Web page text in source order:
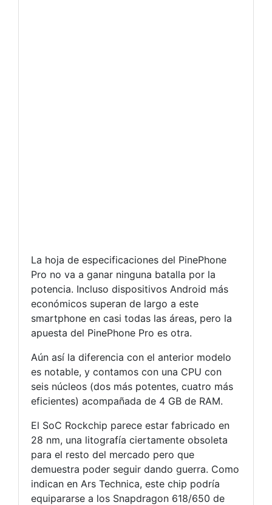
La hoja de especificaciones del PinePhone
Pro no va a ganar ninguna batalla por la
potencia. Incluso dispositivos Android más
económicos superan de largo a este
smartphone en casi todas las áreas, pero la
apuesta del PinePhone Pro es otra.
Aún así la diferencia con el anterior modelo
es notable, y contamos con una CPU con
seis núcleos (dos más potentes, cuatro más
eficientes) acompañada de 4 GB de RAM.
El SoC Rockchip parece estar fabricado en
28 nm, una litografía ciertamente obsoleta
para el resto del mercado pero que
demuestra poder seguir dando guerra. Como
indican en Ars Technica, este chip podría
equipararse a los Snapdragon 618/650 de